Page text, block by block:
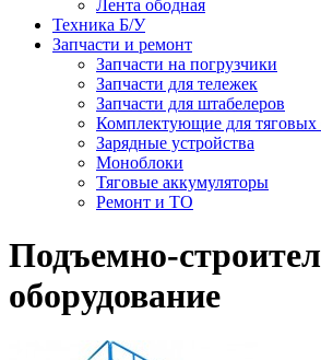
Лента ободная
Техника Б/У
Запчасти и ремонт
Запчасти на погрузчики
Запчасти для тележек
Запчасти для штабелеров
Комплектующие для тяговых
Зарядные устройства
Моноблоки
Тяговые аккумуляторы
Ремонт и ТО
Подъемно-
оборудование